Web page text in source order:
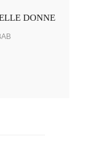
DONNE